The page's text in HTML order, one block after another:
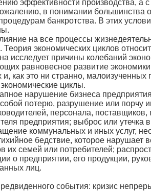
эффективности производства, а с
в понимании большинства
банкротства. В этих
на все процессы
Теория экономических циклов
причины колебаний
равновесное развитие
как это ни странно, малоизученных
циклы.
нарушение бизнеса
потерю, разрушение или порчу
персонала, поставщиков,
предприятия; выброс или
коммунальных и иных услуг,
бедствие, которое нарушает
семей или потребителей;
предприятии, его продукции,
лиц.
события: кризис